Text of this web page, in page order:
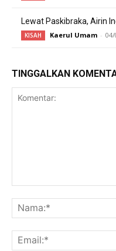
Lewat Paskibraka, Airin
KISAH Kaerul Umam - 04/
TINGGALKAN